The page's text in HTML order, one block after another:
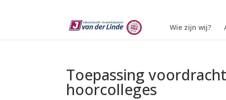
Wie zijn wij?
Toepassing
hoorcolleges